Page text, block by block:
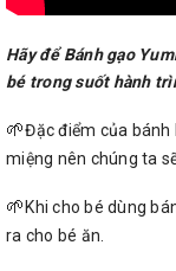
Hãy để Bánh gạo
bé trong suốt hành
🌱Đặc điểm của bánh
miệng nên chúng ta
🌱Khi cho bé dùng
ra cho bé ăn.